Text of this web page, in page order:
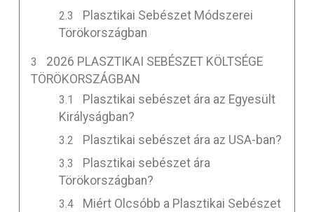
Plasztikai Sebészet Módszerei
Törökországban
2026 PLASZTIKAI SEBÉSZET KÖLTSÉGE
TÖRÖKORSZÁGBAN
Plasztikai sebészet ára az Egyesült
Királyságban?
Plasztikai sebészet ára az USA-ban?
Plasztikai sebészet ára
Törökországban?
Miért Olcsóbb a Plasztikai Sebészet